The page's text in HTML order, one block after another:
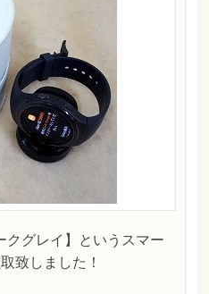
クグレイ】というスマー
致しました！